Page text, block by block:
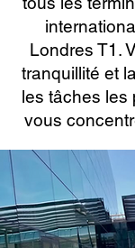
Londres T1.
tranquillité et
les tâches les
vous